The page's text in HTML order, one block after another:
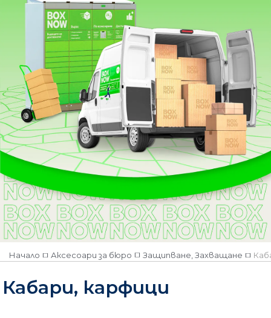
Начало Аксесоари за бюро Защипване, Захващане
Кабари, карфици